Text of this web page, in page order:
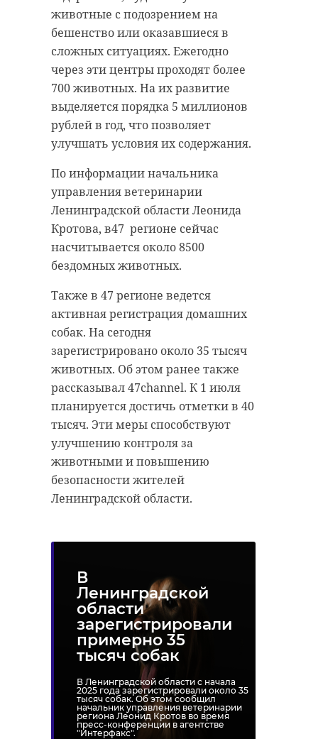
животные с подозрением на
бешенство или оказавшиеся в
сложных ситуациях. Ежегодно
через эти центры проходят более
700 животных. На их развитие
выделяется порядка 5 миллионов
рублей в год, что позволяет
улучшать условия их содержания.
По информации начальника
управления ветеринарии
Ленинградской области Леонида
Кротова, в47 регионе сейчас
насчитывается около 8500
бездомных животных.
Также в 47 регионе ведется
активная регистрация домашних
собак. На сегодня
зарегистрировано около 35 тысяч
животных. Об этом ранее также
рассказывал 47channel. К 1 июля
планируется достичь отметки в 40
тысяч. Эти меры способствуют
улучшению контроля за
животными и повышению
безопасности жителей
Ленинградской области.
В
Ленинградской
области
зарегистрировали
примерно 35
тысяч собак
В Ленинградской области с начала
2025 года зарегистрировали около 35
тысяч собак. Об этом сообщил
начальник управления ветеринарии
региона Леонид Кротов во время
пресс-конференции в агентстве
"Интерфакс".